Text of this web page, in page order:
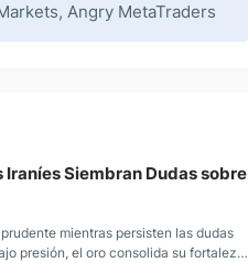
Angry MetaTraders
Iraníes Siembran Dudas sobre
mientras persisten las dudas
presión, el oro consolida su fortaleza